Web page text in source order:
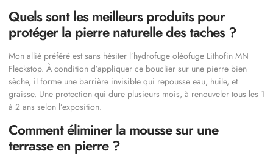
Quels sont les meilleurs produits pour
protéger la pierre naturelle des taches ?
Mon allié préféré est sans hésiter l’hydrofuge oléofuge Lithofin MN
Fleckstop. À condition d’appliquer ce bouclier sur une pierre bien
sèche, il forme une barrière invisible qui repousse eau, huile, et
graisse. Une protection qui dure plusieurs mois, à renouveler tous les 1
à 2 ans selon l’exposition.
Comment éliminer la mousse sur une
terrasse en pierre ?